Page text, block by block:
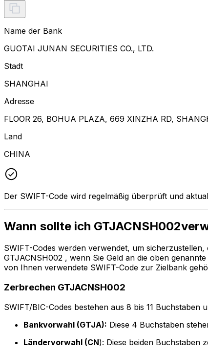
Name der Bank
GUOTAI JUNAN SECURITIES CO., LTD.
Stadt
SHANGHAI
Adresse
FLOOR 26, BOHUA PLAZA, 669 XINZHA RD,
Land
CHINA
Der SWIFT-Code wird regelmäßig überprüft und
Wann sollte ich
SWIFT-Codes werden verwendet, um
GTJACNSH002 , wenn Sie Geld an die oben
von Ihnen verwendete SWIFT-Code zur Zielbank
Zerbrechen GTJACNSH002
SWIFT/BIC-Codes bestehen aus 8 bis 11
Bankvorwahl (GTJA): Diese 4 Buchstaben
Ländervorwahl (CN): Diese beiden Buchstaben